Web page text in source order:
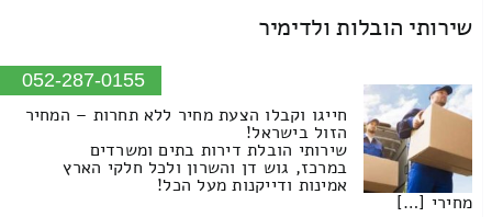
שירותי הובלות ולדימיר
052-287-0155
חייגו וקבלו הצעת מחיר ללא תחרות – המחיר
הזול בישראל!
שירותי הובלת דירות בתים ומשרדים
במרכז, גוש דן והשרון ולכל חלקי הארץ
אמינות ודייקנות מעל הכל!
מחירי […]